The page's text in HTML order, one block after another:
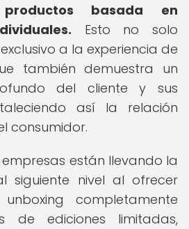
basada en
Esto no solo
a la experiencia de
también demuestra un
del cliente y sus
así la relación
consumidor.
están llevando la
siguiente nivel al ofrecer
completamente
de ediciones limitadas,